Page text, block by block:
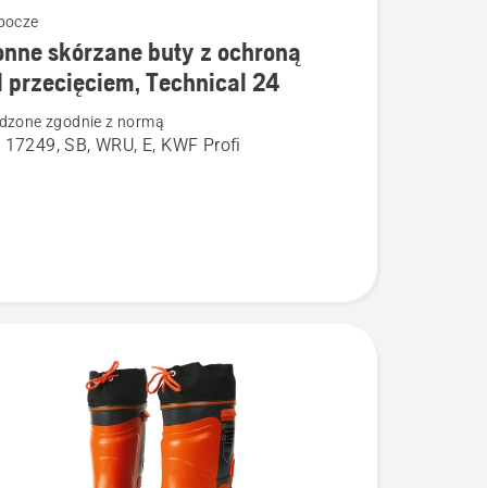
skórzane buty z ochroną
przecięciem, Technical 24
zgodnie z normą
17249, SB, WRU, E, KWF Profi